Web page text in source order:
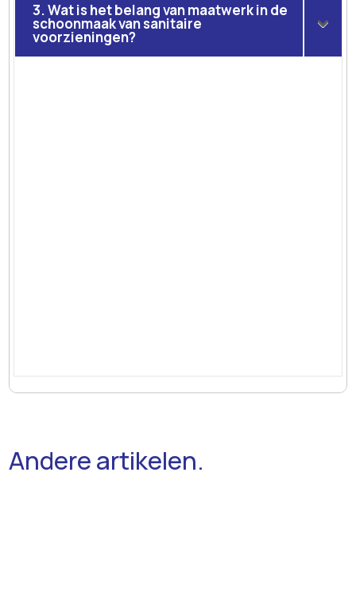
3. Wat is het belang van maatwerk in de
schoonmaak van sanitaire
voorzieningen?
Andere artikelen.